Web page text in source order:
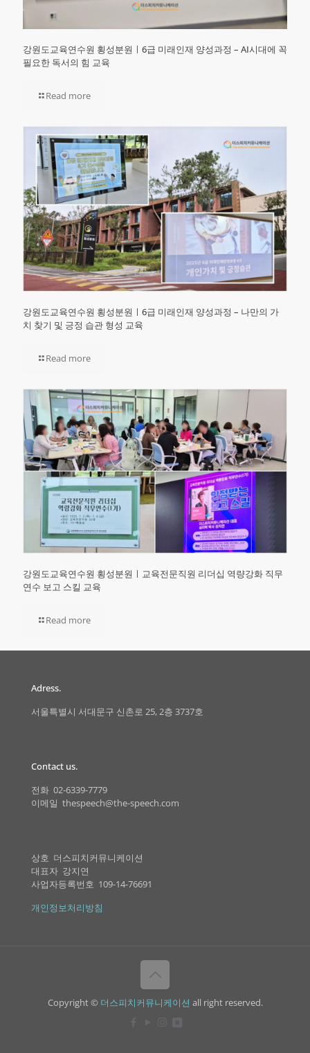
강원도교육연수원 횡성분원ㅣ6급 미래인재 양성과정 – AI시대에 꼭
필요한 독서의 힘 교육
Read more
강원도교육연수원 횡성분원ㅣ6급 미래인재 양성과정 – 나만의 가
치 찾기 및 긍정 습관 형성 교육
Read more
강원도교육연수원 횡성분원ㅣ교육전문직원 리더십 역량강화 직무
연수 보고 스킬 교육
Read more
Adress.
서울특별시 서대문구 신촌로 25, 2층 3737호
Contact us.
전화 02-6339-7779
이메일 thespeech@the-speech.com
상호 더스피치커뮤니케이션
대표자 강지연
사업자등록번호 109-14-76691
개인정보처리방침
Copyright © 더스피치커뮤니케이션 all right reserved.